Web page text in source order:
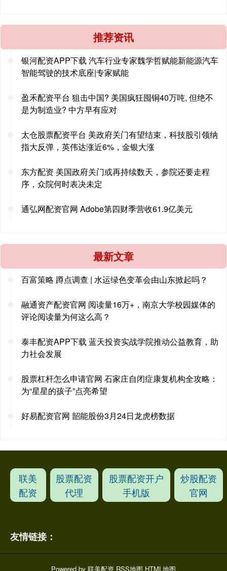
推荐资讯
银河配资APP下载 汽车行业专家魏学哲赋能新能源汽车
智能驾驶的技术底座|专家赋能
盈禾配资平台 狙击中国? 美国疯狂囤铜40万吨, 但绝不
是为制造业? 中方早有应对
太仓股票配资平台 美政府关门有望结束，科技股引领纳
指大反弹，英伟达涨近6%，金银大涨
东方配资 美国政府关门或再持续数天，参院还要走程
序，众院何时表决未定
通弘网配资官网 Adobe第四财季营收61.9亿美元
最新文章
百富策略 蹲点调查 | 水运绿色变革会由山东掀起吗？
融通资产配资官网 阅读量16万+，南京大学校园媒体的
评论阅读量为何这么高？
泰丰配资APP下载 蓝天投资实战学院推动公益教育，助
力社会发展
股票杠杆怎么申请官网 石家庄自闭症康复机构全攻略：
为“星星的孩子”点亮希望
好易配资官网 韶能股份3月24日龙虎榜数据
联美
配资
股票配资
代理
股票配资开户
手机版
炒股配资
官网
友情链接：
Powered by 联美配资 RSS地图 HTML地图